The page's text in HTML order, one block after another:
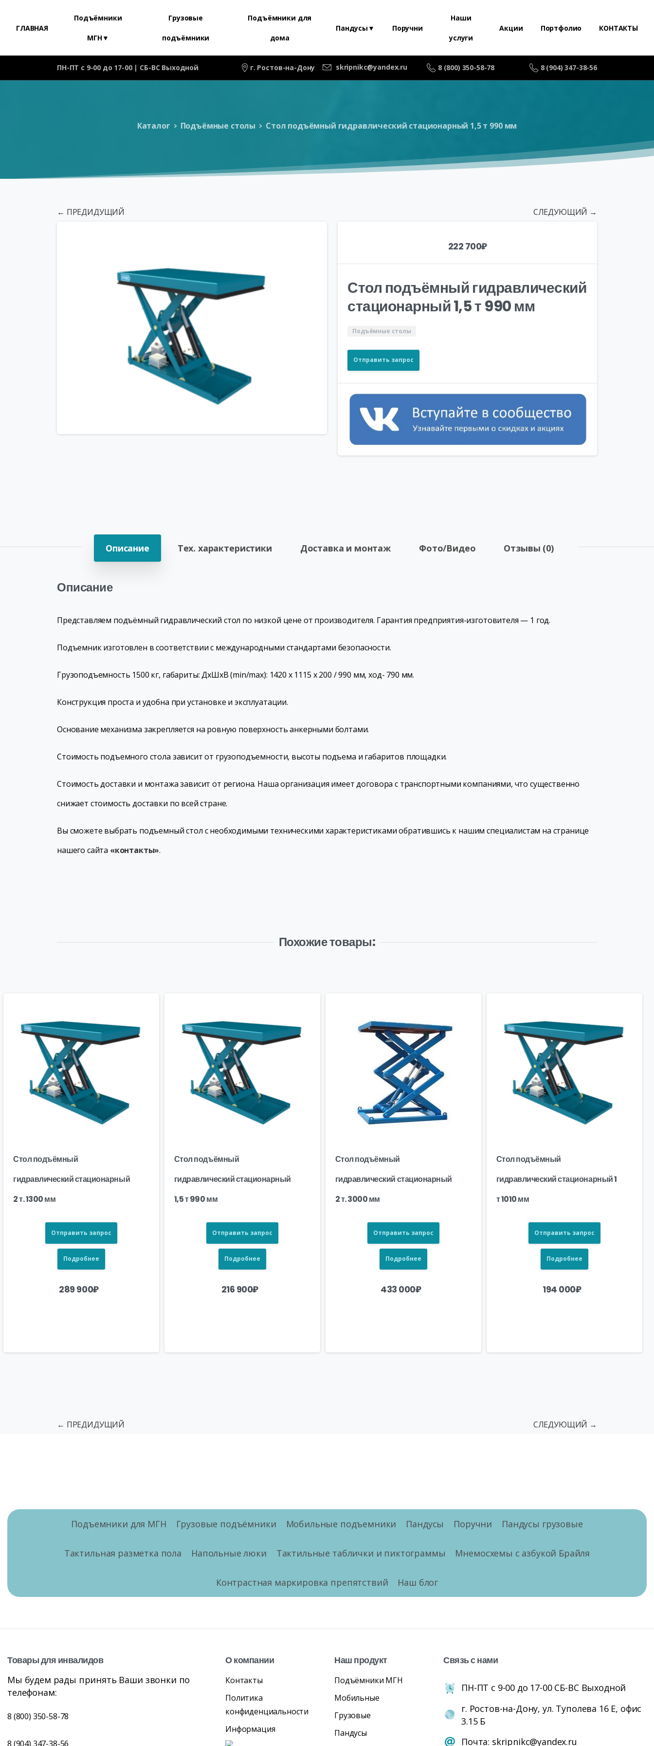
ГЛАВНАЯ
Подъёмники
МГН▼
Грузовые
подъёмники
Подъёмники для
дома
Пандусы▼ Поручни
Наши
услуги
Акции Портфолио КОНТАКТЫ
ПН-ПТ с 9-00 до 17-00 | СБ-ВС Выходной г. Ростов-на-Дону skripnikc@yandex.ru 8 (800) 350-58-78 8 (904) 347-38-56
Каталог Подъёмные столы Стол подъёмный гидравлический стационарный 1,5 т 990 мм
← ПРЕДИДУЩИЙ СЛЕДУЮЩИЙ →
222 700₽
Стол подъёмный гидравлический
стационарный 1,5 т 990 мм
Подъёмные столы
Отправить запрос
Описание Тех. характеристики Доставка и монтаж Фото/Видео Отзывы (0)
Описание
Представляем подъёмный гидравлический стол по низкой цене от производителя. Гарантия предприятия-изготовителя — 1 год.
Подъемник изготовлен в соответствии с международными стандартами безопасности.
Грузоподъемность 1500 кг, габариты: ДхШхВ (min/max): 1420 х 1115 х 200 / 990 мм, ход- 790 мм.
Конструкция проста и удобна при установке и эксплуатации.
Основание механизма закрепляется на ровную поверхность анкерными болтами.
Стоимость подъемного стола зависит от грузоподъемности, высоты подъема и габаритов площадки.
Стоимость доставки и монтажа зависит от региона. Наша организация имеет договора с транспортными компаниями, что существенно
снижает стоимость доставки по всей стране.
Вы сможете выбрать подъемный стол с необходимыми техническими характеристиками обратившись к нашим специалистам на странице
нашего сайта «контакты».
Похожие товары:
Стол подъёмный
гидравлический стационарный
2 т. 1300 мм
Отправить запрос
Подробнее
289 900₽
Стол подъёмный
гидравлический стационарный
1,5 т 990 мм
Отправить запрос
Подробнее
216 900₽
Стол подъёмный
гидравлический стационарный
2 т. 3000 мм
Отправить запрос
Подробнее
433 000₽
Стол подъёмный
гидравлический стационарный 1
т 1010 мм
Отправить запрос
Подробнее
194 000₽
← ПРЕДИДУЩИЙ СЛЕДУЮЩИЙ →
Подъемники для МГН Грузовые подъёмники Мобильные подъемники Пандусы Поручни Пандусы грузовые
Тактильная разметка пола Напольные люки Тактильные таблички и пиктограммы Мнемосхемы с азбукой Брайля
Контрастная маркировка препятствий Наш блог
Товарыдля инвалидов
Мы будем рады принять Ваши звонки по
телефонам:
8 (800) 350-58-78
8 (904) 347-38-56
Окомпании
Контакты
Политика
конфиденциальности
Информация
Наш продукт
Подъёмники МГН
Мобильные
Грузовые
Пандусы
Связьснами
ПН-ПТ с 9-00 до 17-00 СБ-ВС Выходной
г. Ростов-на-Дону, ул. Туполева 16 Е, офис
3.15 Б
Почта: skripnikc@yandex.ru